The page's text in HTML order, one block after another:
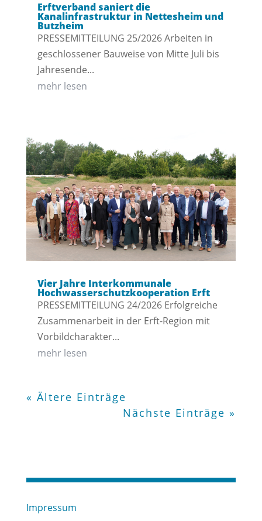
Erftverband saniert die
Kanalinfrastruktur in Nettesheim und
Butzheim
PRESSEMITTEILUNG 25/2026 Arbeiten in
geschlossener Bauweise von Mitte Juli bis
Jahresende...
mehr lesen
Vier Jahre Interkommunale
Hochwasserschutzkooperation Erft
PRESSEMITTEILUNG 24/2026 Erfolgreiche
Zusammenarbeit in der Erft-Region mit
Vorbildcharakter...
mehr lesen
« Ältere Einträge
Nächste Einträge »
Impressum